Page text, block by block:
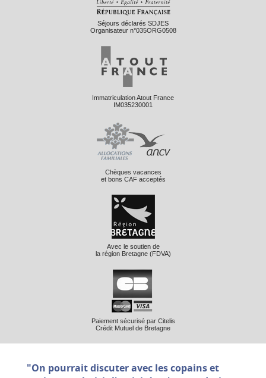
Séjours déclarés SDJES
Organisateur n°035ORG0508
Immatriculation Atout France
IM035230001
Chèques vacances
et bons CAF acceptés
Avec le soutien de
la région Bretagne (FDVA)
Paiement sécurisé par Citelis
Crédit Mutuel de Bretagne
"On pourrait discuter avec les copains et